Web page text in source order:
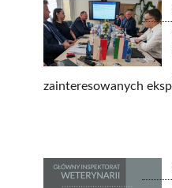
zainteresowanych